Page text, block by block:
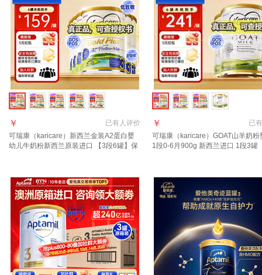
已有人评价
￥
可瑞康（karicare）新西兰金装A2蛋白婴
幼儿牛奶粉新西兰原装进口 【3段6罐】保
已有
￥
可瑞康（karicare）GOAT山羊奶粉
1段0-6月900g 新西兰进口 1段3罐